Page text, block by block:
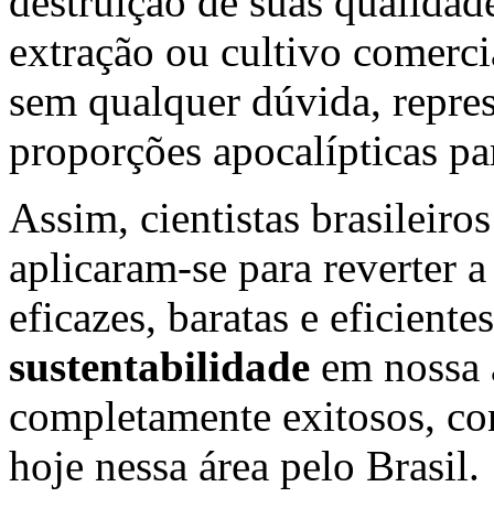
extração ou cultivo
sem qualquer dúvida,
proporções apocalípticas
Assim, cientistas
aplicaram-se para reverter
eficazes, baratas e
sustentabilidade em
completamente exitosos,
hoje nessa área pelo Brasil.